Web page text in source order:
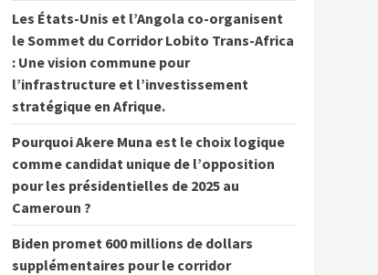
Les États-Unis et l’Angola co-organisent
le Sommet du Corridor Lobito Trans-Africa
: Une vision commune pour
l’infrastructure et l’investissement
stratégique en Afrique.
Pourquoi Akere Muna est le choix logique
comme candidat unique de l’opposition
pour les présidentielles de 2025 au
Cameroun ?
Biden promet 600 millions de dollars
supplémentaires pour le corridor